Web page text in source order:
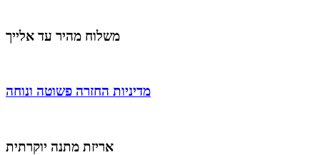
משלוח מהיר עד אלייך
מדיניות החזרה פשוטה ונוחה
אריזת מתנה יוקרתית